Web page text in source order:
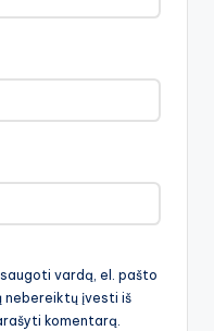
vardą, el. pašto
nebereiktų įvesti iš
komentarą.